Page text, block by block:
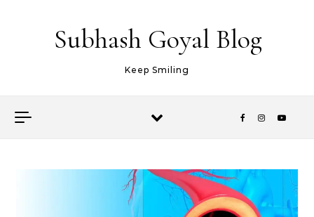
Subhash Goyal Blog
Keep Smiling